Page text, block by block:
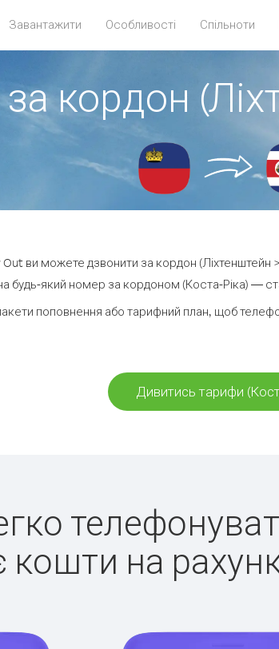
Завантажити Особливості Спільноти
кордон
Out ви можете дзвонити за кордон (Ліхтенштейн
будь-який номер за кордоном (Коста-Ріка) —
поповнення або тарифний план, щоб
Дивитись тарифи
кошти на